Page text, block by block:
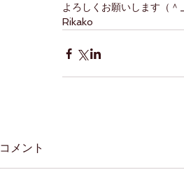
よろしくお願いします（＾
Rikako
コメント